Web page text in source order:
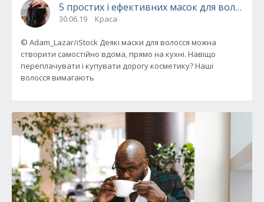
5 простих і ефективних масок для
30.06.19 Краса
© Adam_Lazar/iStock Деякі маски для волосся можна
створити самостійно вдома, прямо на кухні. Навіщо
переплачувати і купувати дорогу косметику? Наші
волосся вимагають